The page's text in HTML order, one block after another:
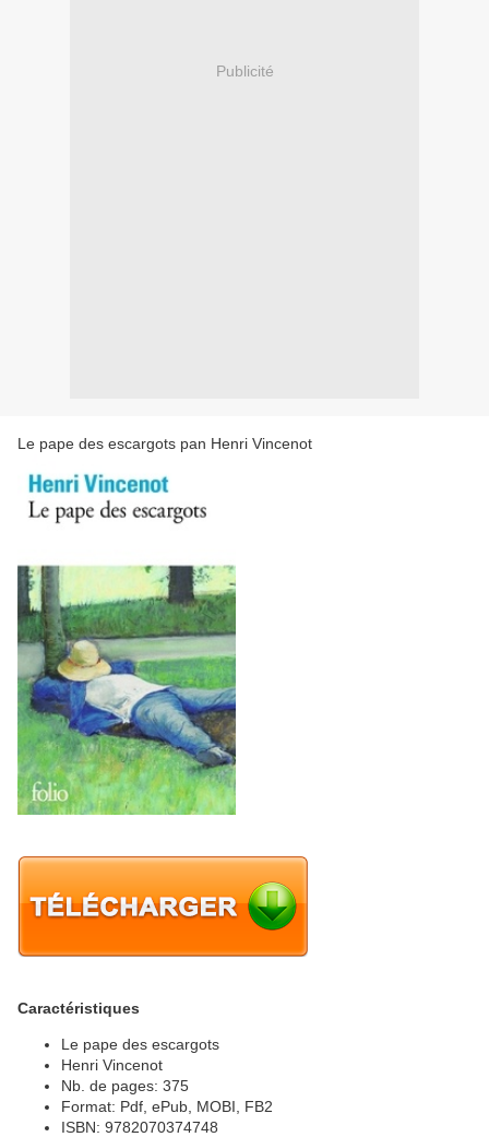
Publicité
Le pape des escargots pan Henri Vincenot
Caractéristiques
Le pape des escargots
Henri Vincenot
Nb. de pages: 375
Format: Pdf, ePub, MOBI, FB2
ISBN: 9782070374748